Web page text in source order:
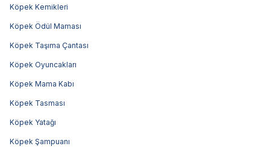
Köpek Kemikleri
Köpek Ödül Maması
Köpek Taşıma Çantası
Köpek Oyuncakları
Köpek Mama Kabı
Köpek Tasması
Köpek Yatağı
Köpek Şampuanı